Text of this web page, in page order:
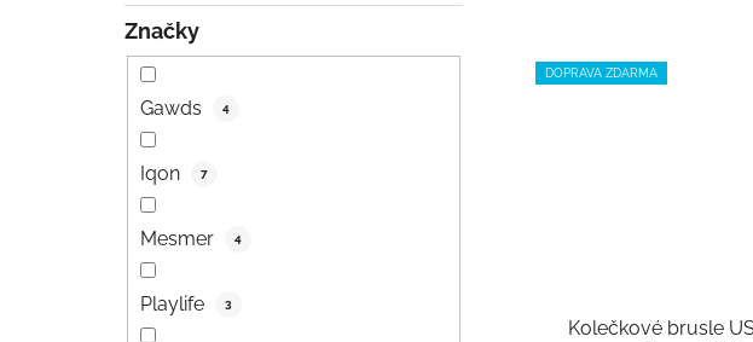
Značky
Gawds 4
Iqon 7
Mesmer 4
Playlife 3
DOPRAVA ZDARMA
Kolečkové brusle